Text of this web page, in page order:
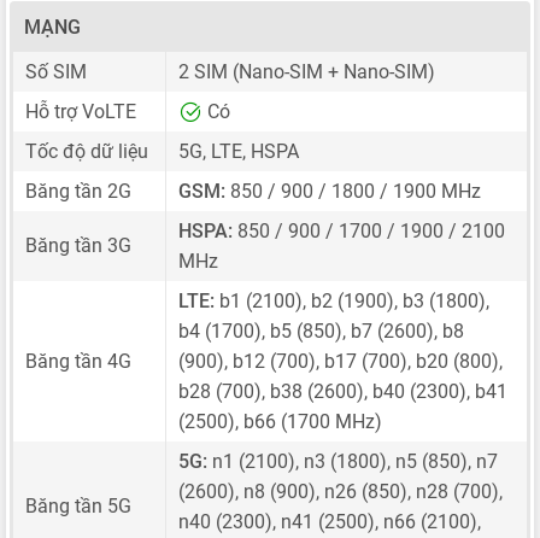
MẠNG
Số SIM
2 SIM (Nano-SIM + Nano-SIM)
Hỗ trợ VoLTE
Có
Tốc độ dữ liệu
5G, LTE, HSPA
Băng tần 2G
GSM: 850 / 900 / 1800 / 1900 MHz
Băng tần 3G
HSPA: 850 / 900 / 1700 / 1900 / 2100
MHz
Băng tần 4G
LTE: b1 (2100), b2 (1900), b3 (1800),
b4 (1700), b5 (850), b7 (2600), b8
(900), b12 (700), b17 (700), b20 (800),
b28 (700), b38 (2600), b40 (2300), b41
(2500), b66 (1700 MHz)
Băng tần 5G
5G: n1 (2100), n3 (1800), n5 (850), n7
(2600), n8 (900), n26 (850), n28 (700),
n40 (2300), n41 (2500), n66 (2100),